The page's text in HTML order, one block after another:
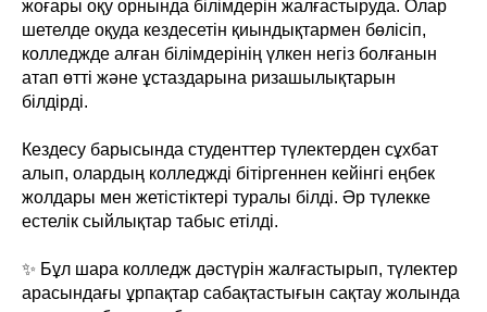
жоғары оқу орнында білімдерін жалғастыруда. Олар
шетелде оқуда кездесетін қиындықтармен бөлісіп,
колледжде алған білімдерінің үлкен негіз болғанын
атап өтті және ұстаздарына ризашылықтарын
білдірді.
Кездесу барысында студенттер түлектерден сұхбат
алып, олардың колледжді бітіргеннен кейінгі еңбек
жолдары мен жетістіктері туралы білді. Әр түлекке
естелік сыйлықтар табыс етілді.
✨ Бұл шара колледж дәстүрін жалғастырып, түлектер
арасындағы ұрпақтар сабақтастығын сақтау жолында